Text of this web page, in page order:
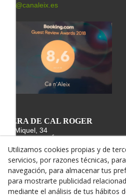
info@canaleix.es
L'ERA DE CAL ROGER
St. Miquel, 34
25340 VERDÚ
678 64 03 43
info@canroger.es
Utilizamos cookies propias y de
servicios, por razones técnicas,
navegación, para almacenar tus
para mostrarte publicidad
mediante el análisis de tus hábitos